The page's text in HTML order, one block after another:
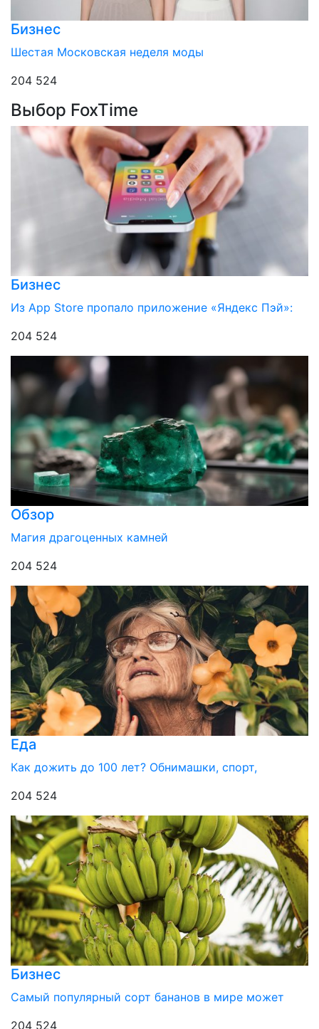
Бизнес
Шестая Московская неделя моды
204 524
Выбор FoxTime
Бизнес
Из App Store пропало приложение «Яндекс Пэй»:
204 524
Обзор
Магия драгоценных камней
204 524
Еда
Как дожить до 100 лет? Обнимашки, спорт,
204 524
Бизнес
Самый популярный сорт бананов в мире может
204 524